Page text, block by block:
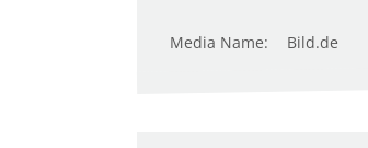
Media Name: Bild.de